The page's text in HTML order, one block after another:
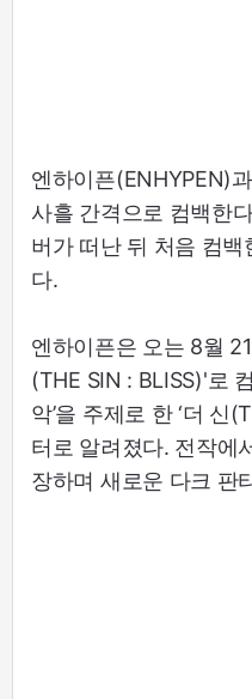
엔하이픈(ENHYPEN)
사흘 간격으로 컴백한
버가 떠난 뒤 처음 컴
다.
엔하이픈은 오는 8월
(THE SIN : BLISS)'로
악’을 주제로 한 ‘더 신
터로 알려졌다. 전작에
장하며 새로운 다크 판